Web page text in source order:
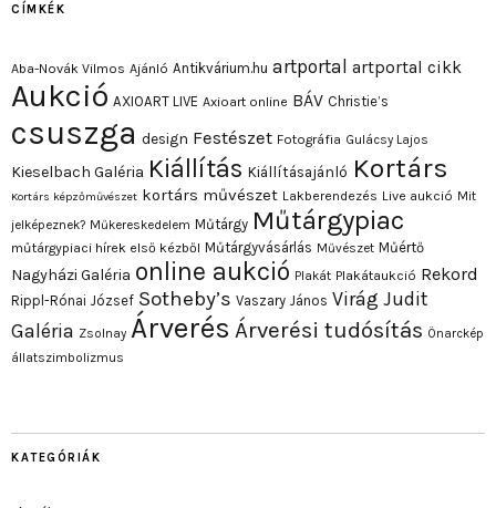
CÍMKÉK
Aba-Novák Vilmos Ajánló Antikvárium.hu artportal artportal cikk
Aukció AXIOART LIVE Axioart online BÁV Christie’s
csuszga design Festészet Fotográfia Gulácsy Lajos
Kieselbach Galéria Kiállítás Kiállításajánló Kortárs
Kortárs képzőművészet kortárs művészet Lakberendezés Live aukció Mit
jelképeznek? Műkereskedelem Műtárgy Műtárgypiac
műtárgypiaci hírek első kézből Műtárgyvásárlás Művészet Műértő
Nagyházi Galéria online aukció Plakát Plakátaukció Rekord
Rippl-Rónai József Sotheby’s Vaszary János Virág Judit
Galéria Zsolnay Árverés Árverési tudósítás Önarckép
állatszimbolizmus
KATEGÓRIÁK